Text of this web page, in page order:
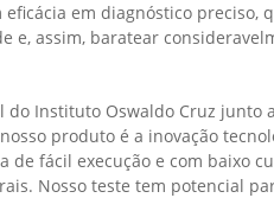
em diagnóstico preciso,
e, assim, baratear
do Instituto Oswaldo Cruz junto
produto é a inovação
de fácil execução e com baixo
Nosso teste tem potencial